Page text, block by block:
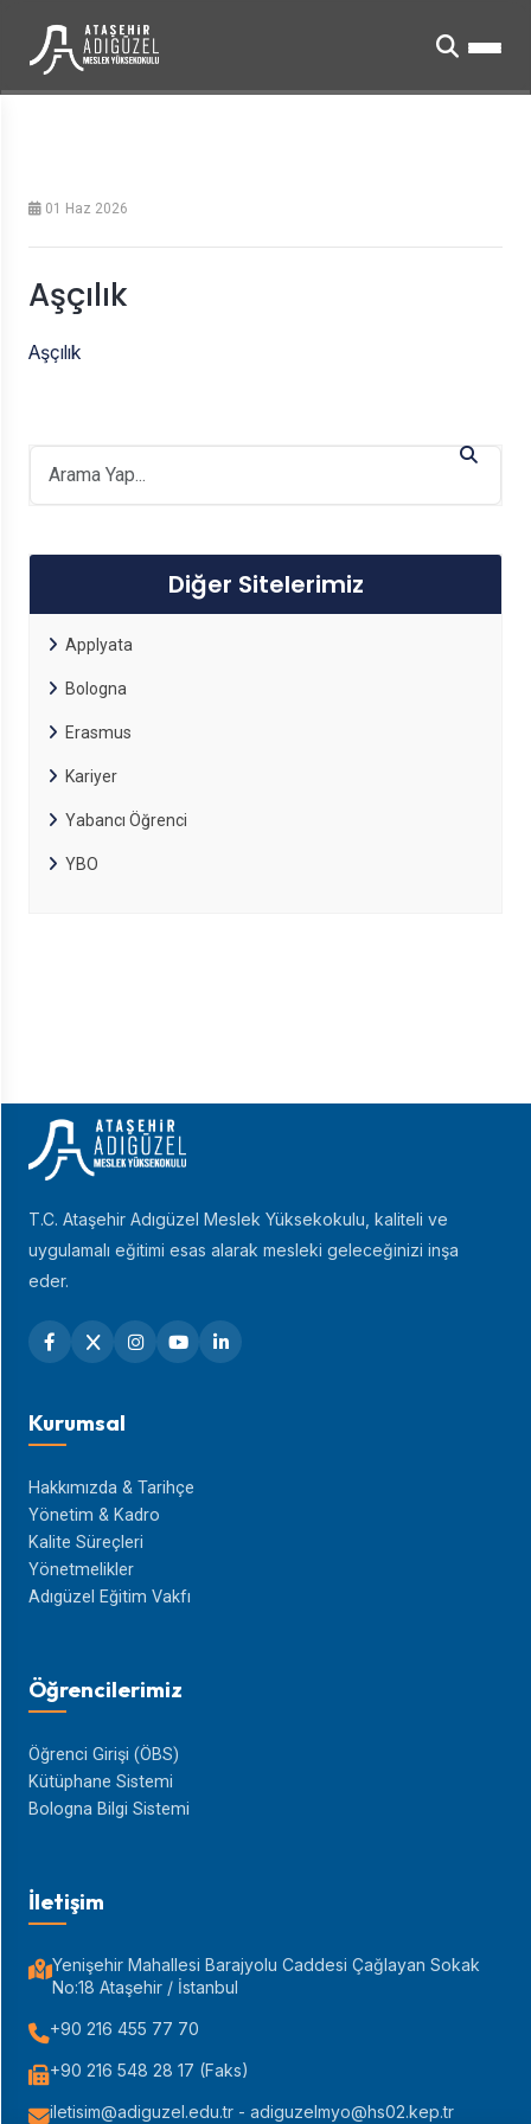
01 Haz 2026
Aşçılık
Aşçılık
Diğer Sitelerimiz
Applyata
Bologna
Erasmus
Kariyer
Yabancı Öğrenci
YBO
T.C. Ataşehir Adıgüzel Meslek Yüksekokulu, kaliteli ve
uygulamalı eğitimi esas alarak mesleki geleceğinizi inşa
eder.
Kurumsal
Hakkımızda & Tarihçe
Yönetim & Kadro
Kalite Süreçleri
Yönetmelikler
Adıgüzel Eğitim Vakfı
Öğrencilerimiz
Öğrenci Girişi (ÖBS)
Kütüphane Sistemi
Bologna Bilgi Sistemi
İletişim
Yenişehir Mahallesi Barajyolu Caddesi Çağlayan Sokak
No:18 Ataşehir / İstanbul
+90 216 455 77 70
+90 216 548 28 17 (Faks)
iletisim@adiguzel.edu.tr - adiguzelmyo@hs02.kep.tr